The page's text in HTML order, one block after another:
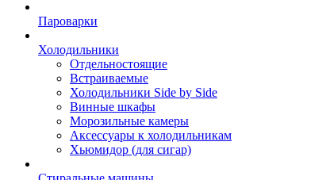
Пароварки
Холодильники
Отдельностоящие
Встраиваемые
Холодильники Side by Side
Винные шкафы
Морозильные камеры
Аксессуары к холодильникам
Хьюмидор (для сигар)